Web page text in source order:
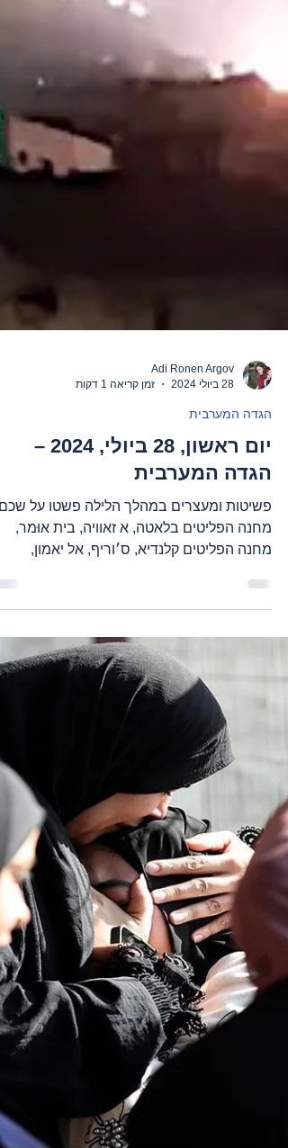
Adi Ronen Argov
28 ביולי 2024
זמן קריאה 1 דקות
הגדה המערבית
יום ראשון, 28 ביולי, 2024 –
מחנה הפליטים קלנדיא, ס׳וריף, אל יאמון,
תורמוס עיא. במהלך...